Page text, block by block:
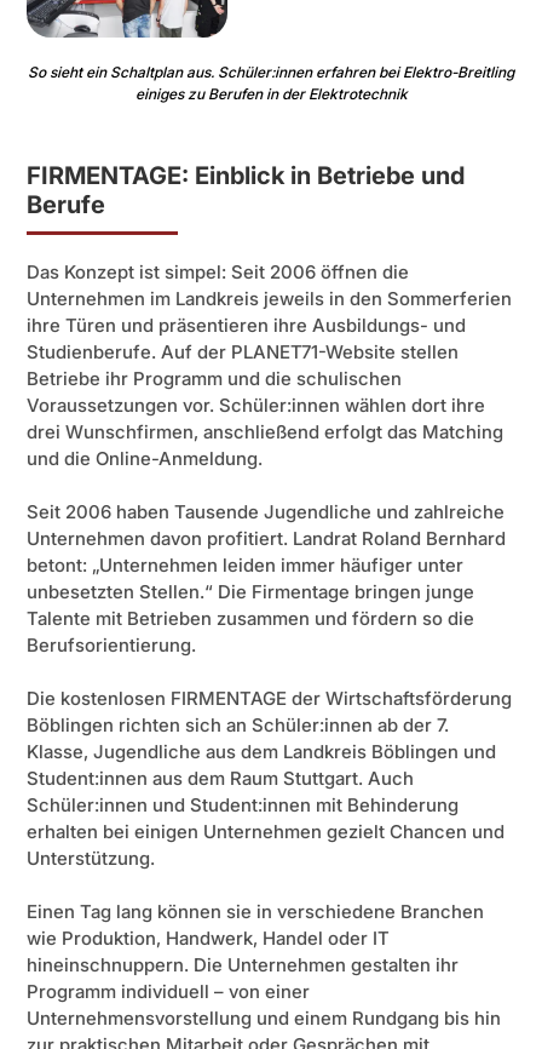
So sieht ein Schaltplan aus. Schüler:innen erfahren bei Elektro-Breitling
einiges zu Berufen in der Elektrotechnik
FIRMENTAGE: Einblick in Betriebe und
Berufe
Das Konzept ist simpel: Seit 2006 öffnen die
Unternehmen im Landkreis jeweils in den Sommerferien
ihre Türen und präsentieren ihre Ausbildungs- und
Studienberufe. Auf der PLANET71-Website stellen
Betriebe ihr Programm und die schulischen
Voraussetzungen vor. Schüler:innen wählen dort ihre
drei Wunschfirmen, anschließend erfolgt das Matching
und die Online-Anmeldung.
Seit 2006 haben Tausende Jugendliche und zahlreiche
Unternehmen davon profitiert. Landrat Roland Bernhard
betont: „Unternehmen leiden immer häufiger unter
unbesetzten Stellen.“ Die Firmentage bringen junge
Talente mit Betrieben zusammen und fördern so die
Berufsorientierung.
Die kostenlosen FIRMENTAGE der Wirtschaftsförderung
Böblingen richten sich an Schüler:innen ab der 7.
Klasse, Jugendliche aus dem Landkreis Böblingen und
Student:innen aus dem Raum Stuttgart. Auch
Schüler:innen und Student:innen mit Behinderung
erhalten bei einigen Unternehmen gezielt Chancen und
Unterstützung.
Einen Tag lang können sie in verschiedene Branchen
wie Produktion, Handwerk, Handel oder IT
hineinschnuppern. Die Unternehmen gestalten ihr
Programm individuell – von einer
Unternehmensvorstellung und einem Rundgang bis hin